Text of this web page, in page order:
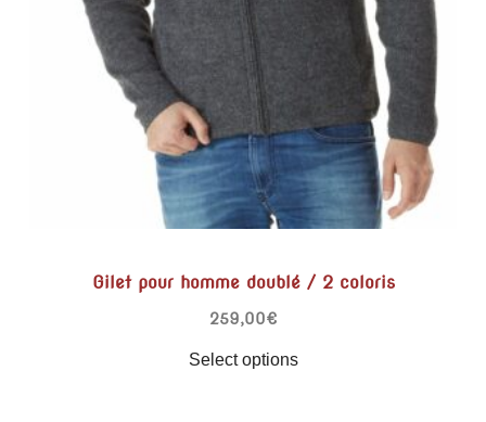
Gilet pour homme doublé / 2 coloris
259,00€
Select options